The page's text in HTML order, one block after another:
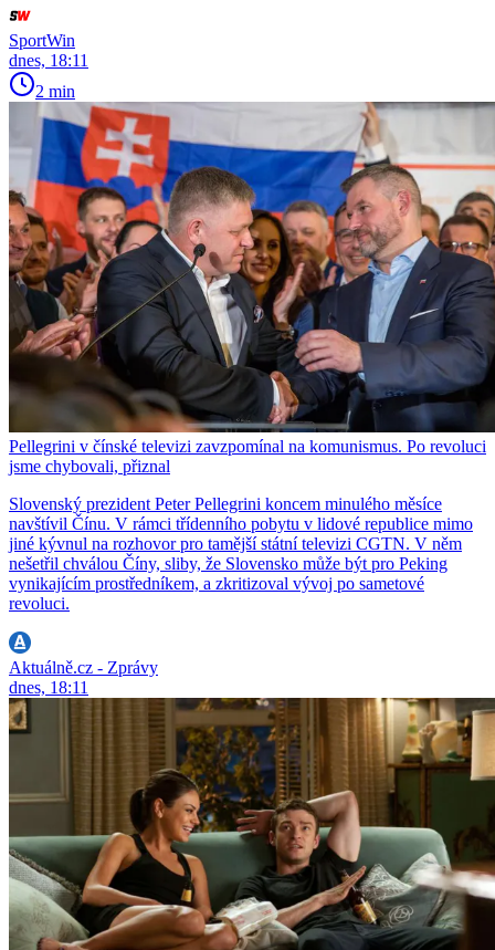
SportWin
dnes, 18:11
2 min
Pellegrini v čínské televizi zavzpomínal na komunismus. Po revoluci
jsme chybovali, přiznal
Slovenský prezident Peter Pellegrini koncem minulého měsíce
navštívil Čínu. V rámci třídenního pobytu v lidové republice mimo
jiné kývnul na rozhovor pro tamější státní televizi CGTN. V něm
nešetřil chválou Číny, sliby, že Slovensko může být pro Peking
vynikajícím prostředníkem, a zkritizoval vývoj po sametové
revoluci.
Aktuálně.cz - Zprávy
dnes, 18:11